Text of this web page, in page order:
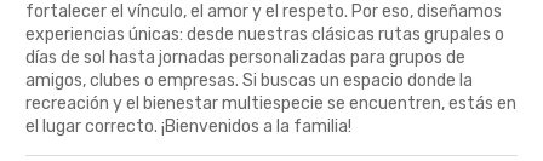
fortalecer el vínculo, el amor y el respeto. Por eso, diseñamos
experiencias únicas: desde nuestras clásicas rutas grupales o
días de sol hasta jornadas personalizadas para grupos de
amigos, clubes o empresas. Si buscas un espacio donde la
recreación y el bienestar multiespecie se encuentren, estás en
el lugar correcto. ¡Bienvenidos a la familia!